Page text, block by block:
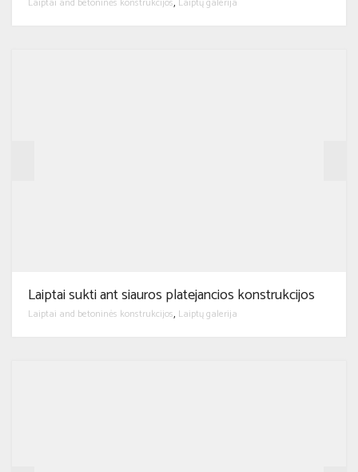
Laiptai sukti ant siauros platejancios konstrukcijos
Laiptai and betoninės konstrukcijos, Laiptų galerija